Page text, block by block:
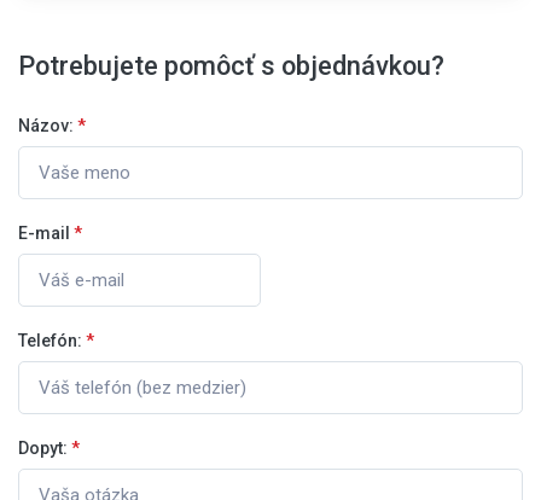
Potrebujete pomôcť s objednávkou?
Názov: *
E-mail *
Telefón: *
Dopyt: *